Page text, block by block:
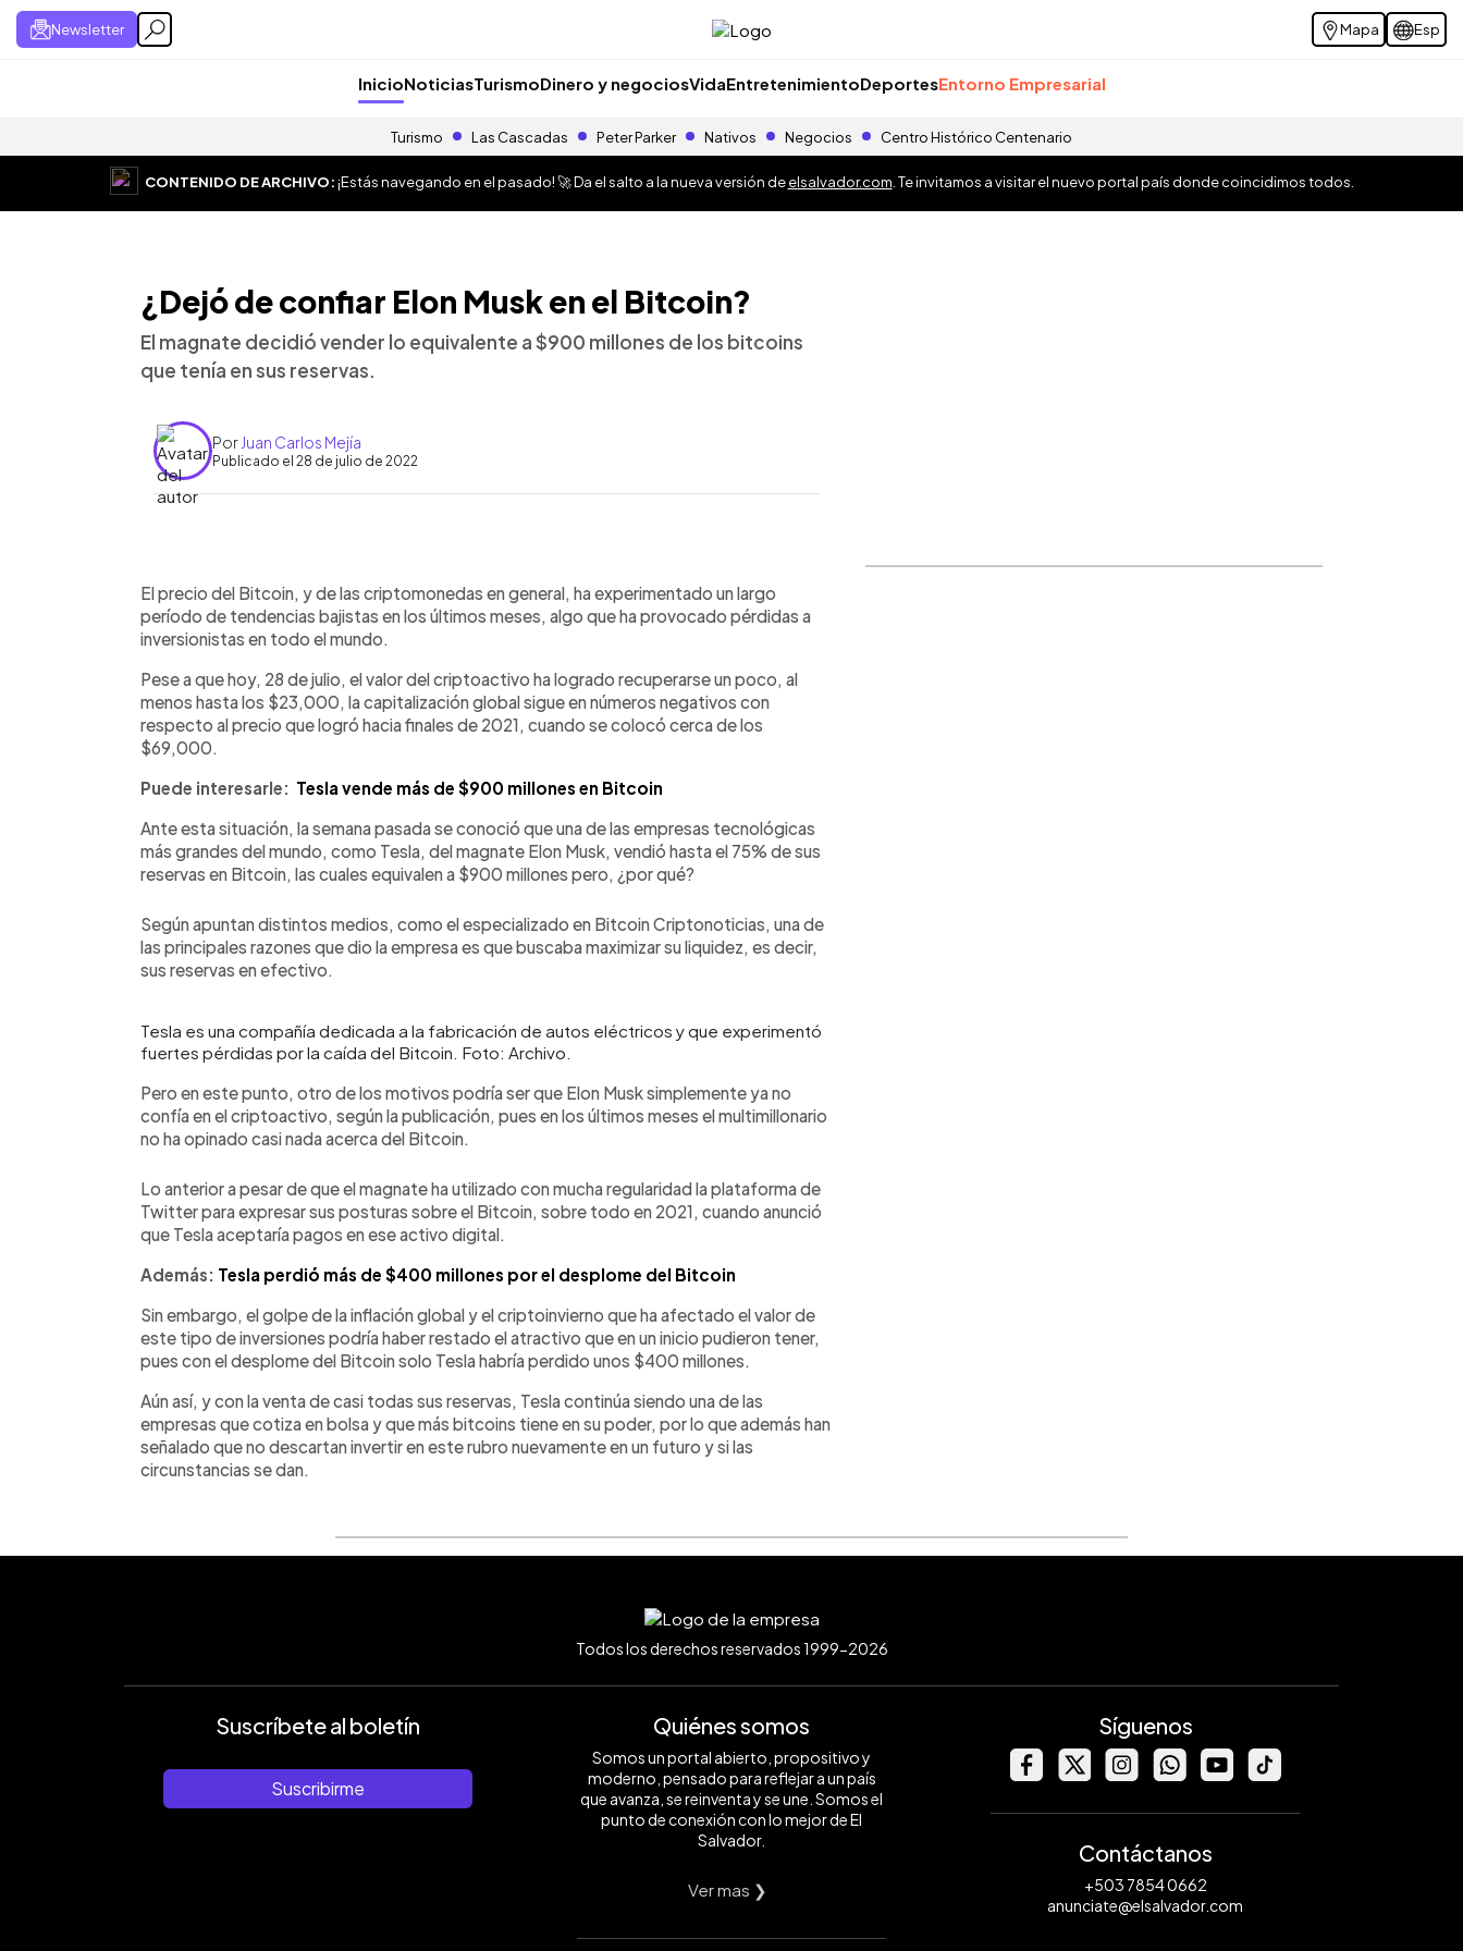
Newsletter Mapa Esp
InicioNoticiasTurismoDinero y negociosVidaEntretenimientoDeportesEntorno Empresarial
Turismo Las Cascadas Peter Parker Nativos Negocios Centro Histórico Centenario
CONTENIDO DE ARCHIVO:¡Estás navegando en el pasado! 🚀 Da el salto a la nueva versión deelsalvador.com . Te invitamos a visitar el nuevo portal país donde coincidimos todos.
¿Dejó de confiar Elon Musk en el Bitcoin?
El magnate decidió vender lo equivalente a $900 millones de los bitcoins
que tenía en sus reservas.
Por Juan Carlos Mejía
Publicado el 28 de julio de 2022
► Escuchar artículo
El precio del Bitcoin, y de las criptomonedas en general, ha experimentado un largo
período de tendencias bajistas en los últimos meses, algo que ha provocado pérdidas a
inversionistas en todo el mundo.
Pese a que hoy, 28 de julio, el valor del criptoactivo ha logrado recuperarse un poco, al
menos hasta los $23,000, la capitalización global sigue en números negativos con
respecto al precio que logró hacia finales de 2021, cuando se colocó cerca de los
$69,000.
Puede interesarle: Tesla vende más de $900 millones en Bitcoin
Ante esta situación, la semana pasada se conoció que una de las empresas tecnológicas
más grandes del mundo, como Tesla, del magnate Elon Musk, vendió hasta el 75% de sus
reservas en Bitcoin, las cuales equivalen a $900 millones pero, ¿por qué?
Según apuntan distintos medios, como el especializado en Bitcoin Criptonoticias, una de
las principales razones que dio la empresa es que buscaba maximizar su liquidez, es decir,
sus reservas en efectivo.
Tesla es una compañía dedicada a la fabricación de autos eléctricos y que experimentó
fuertes pérdidas por la caída del Bitcoin. Foto: Archivo.
Pero en este punto, otro de los motivos podría ser que Elon Musk simplemente ya no
confía en el criptoactivo, según la publicación, pues en los últimos meses el multimillonario
no ha opinado casi nada acerca del Bitcoin.
Lo anterior a pesar de que el magnate ha utilizado con mucha regularidad la plataforma de
Twitter para expresar sus posturas sobre el Bitcoin, sobre todo en 2021, cuando anunció
que Tesla aceptaría pagos en ese activo digital.
Además: Tesla perdió más de $400 millones por el desplome del Bitcoin
Sin embargo, el golpe de la inflación global y el criptoinvierno que ha afectado el valor de
este tipo de inversiones podría haber restado el atractivo que en un inicio pudieron tener,
pues con el desplome del Bitcoin solo Tesla habría perdido unos $400 millones.
Aún así, y con la venta de casi todas sus reservas, Tesla continúa siendo una de las
empresas que cotiza en bolsa y que más bitcoins tiene en su poder, por lo que además han
señalado que no descartan invertir en este rubro nuevamente en un futuro y si las
circunstancias se dan.
Todos los derechos reservados 1999-2026
Suscríbete al boletín
Suscribirme
Quiénes somos
Somos un portal abierto, propositivo y
moderno, pensado para reflejar a un país
que avanza, se reinventa y se une. Somos el
punto de conexión con lo mejor de El
Salvador.
Ver mas ❯
Síguenos
Contáctanos
+503 7854 0662
anunciate@elsalvador.com